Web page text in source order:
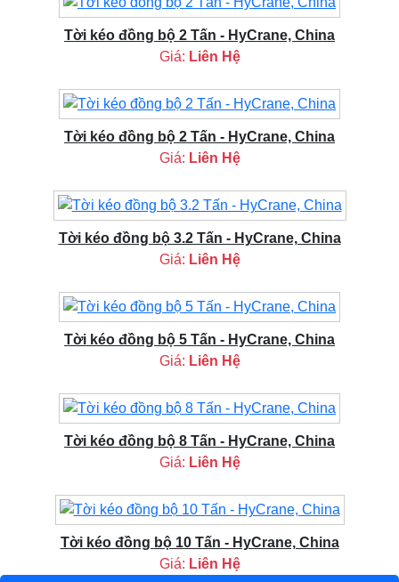
Tời kéo đồng bộ 2 Tấn - HyCrane, China
Giá: Liên Hệ
Tời kéo đồng bộ 2 Tấn - HyCrane, China
Giá: Liên Hệ
Tời kéo đồng bộ 3.2 Tấn - HyCrane, China
Giá: Liên Hệ
Tời kéo đồng bộ 5 Tấn - HyCrane, China
Giá: Liên Hệ
Tời kéo đồng bộ 8 Tấn - HyCrane, China
Giá: Liên Hệ
Tời kéo đồng bộ 10 Tấn - HyCrane, China
Giá: Liên Hệ